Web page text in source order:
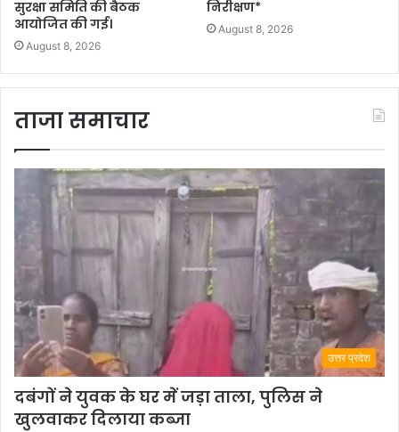
सुरक्षा समिति की बैठक
आयोजित की गई।
August 8, 2026
निरीक्षण*
August 8, 2026
ताजा समाचार
उत्तर प्रदेश
दबंगों ने युवक के घर में जड़ा ताला, पुलिस ने
खुलवाकर दिलाया कब्जा